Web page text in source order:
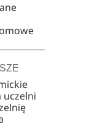
uczelni